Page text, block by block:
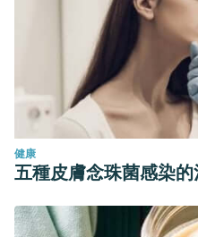
健康
五種皮膚念珠菌感染